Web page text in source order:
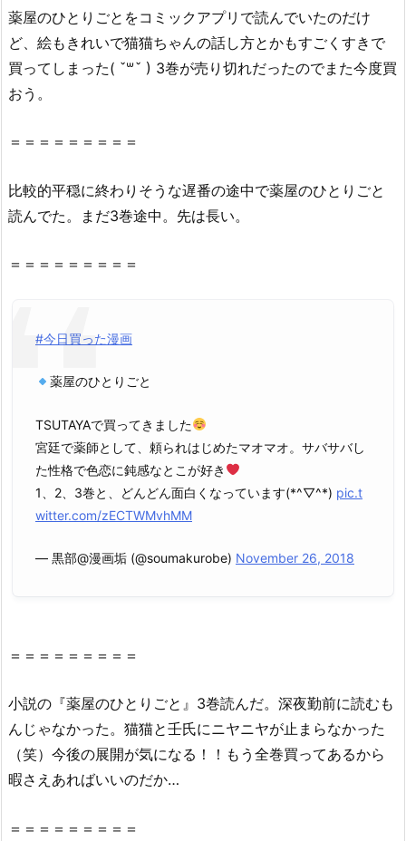
と
は
で
る
『薬
屋
ひ
ご
3
を
救
世
主・
星
ロ
ロ
ン）
で
読
な
薬屋のひとり ごと をコミックアプリで読んでいたのだけ
ど、絵もきれいで猫猫ちゃんの話し方とかもすごくすきで
買ってしまった( ˇ꒳​ˇ ) 3巻が売り切れだったのでまた今度買
おう。
＝＝＝＝＝＝＝＝＝
比較的平穏に終わりそうな遅番の途中で薬屋のひとり ごと
読んでた。まだ3巻途中。先は長い。
＝＝＝＝＝＝＝＝＝
#今日買った漫画
薬屋のひとりごと
TSUTAYAで買ってきました
宮廷で薬師として、頼られはじめたマオマオ。サバサバし
た性格で色恋に鈍感なとこが好き
1、2、3巻と、どんどん面白くなっています(*^▽^*) pic.t
witter.com/zECTWMvhMM
— 黒部@漫画垢 (@soumakurobe) November 26, 2018
＝＝＝＝＝＝＝＝＝
小説の 『薬屋のひとり ごと 』 3巻読んだ。深夜勤前に読むも
んじゃなかった。猫猫と壬氏にニヤニヤが止まらなかった
（笑）今後の展開が気になる！！もう全巻買ってあるから
暇さえあればいいのだか…
＝＝＝＝＝＝＝＝＝